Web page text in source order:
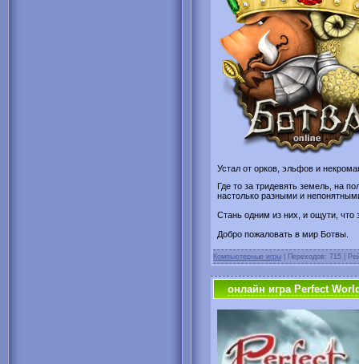
Устал от орков, эльфов и
Где то за тридевять земель, на
настолько разными и
Стань одним из них, и ощути,
Добро пожаловать в мир Ботвы.
Компьютерные игры | Переходов: 715 |
онлайн игра Perfect